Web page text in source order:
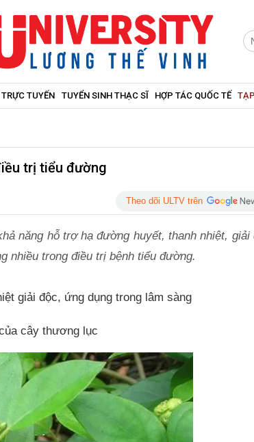
TUYẾN TUYỂN SINH THẠC SĨ HỢP TÁC QUỐC TẾ
trị tiểu đường
Theo dõi ULTV trên
năng hỗ trợ hạ đường huyết, thanh nhiệt, giải
nhiều trong điều trị bệnh tiểu đường.
giải độc, ứng dụng trong lâm sàng
cây thương lục